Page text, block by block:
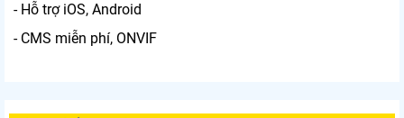
- Hỗ trợ iOS, Android
- CMS miễn phí, ONVIF